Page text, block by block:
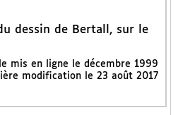
dessin de Bertall, sur le
mis en ligne le décembre 1999
modification le 23 août 2017